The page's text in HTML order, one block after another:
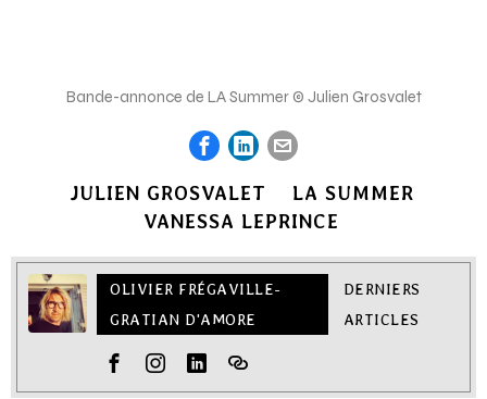
Bande-annonce de LA Summer © Julien Grosvalet
JULIEN GROSVALET
LA SUMMER
VANESSA LEPRINCE
OLIVIER FRÉGAVILLE-
GRATIAN D'AMORE
DERNIERS
ARTICLES